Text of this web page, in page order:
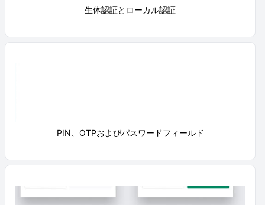
生体認証とローカル認証
PIN、OTPおよびパスワードフィールド